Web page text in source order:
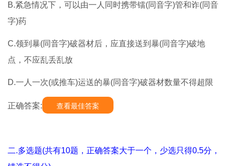
B.紧急情况下，可以由一人同时携带镭(同音字)管和诈(同音
字)药
C.领到暴(同音字)破器材后，应直接送到暴(同音字)破地
点，不应乱丢乱放
D.一人一次(或推车)运送的暴(同音字)破器材数量不得超限
正确答案: 查看最佳答案
二.多选题(共有10题，正确答案大于一个，少选只得0.5分，